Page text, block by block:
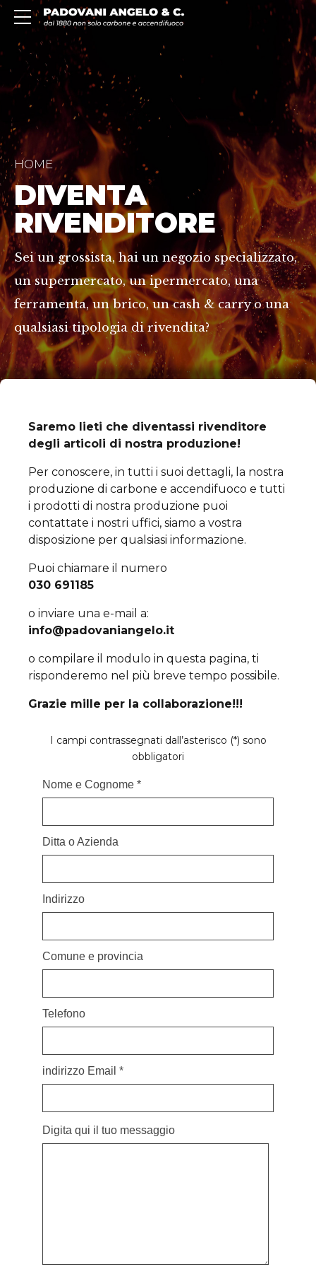
HOME
DIVENTA
RIVENDITORE
Sei un grossista, hai un negozio specializzato,
un supermercato, un ipermercato, una
ferramenta, un brico, un cash & carry o una
qualsiasi tipologia di rivendita?
Saremo lieti che diventassi rivenditore
degli articoli di nostra produzione!
Per conoscere, in tutti i suoi dettagli, la nostra
produzione di carbone e accendifuoco e tutti
i prodotti di nostra produzione puoi
contattate i nostri uffici, siamo a vostra
disposizione per qualsiasi informazione.
Puoi chiamare il numero
030 691185
o inviare una e-mail a:
info@padovaniangelo.it
o compilare il modulo in questa pagina, ti
risponderemo nel più breve tempo possibile.
Grazie mille per la collaborazione!!!
I campi contrassegnati dall’asterisco (*) sono
obbligatori
Nome e Cognome *
Ditta o Azienda
Indirizzo
Comune e provincia
Telefono
indirizzo Email *
Digita qui il tuo messaggio